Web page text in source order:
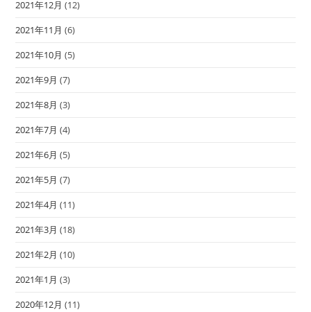
2021年12月 (12)
2021年11月 (6)
2021年10月 (5)
2021年9月 (7)
2021年8月 (3)
2021年7月 (4)
2021年6月 (5)
2021年5月 (7)
2021年4月 (11)
2021年3月 (18)
2021年2月 (10)
2021年1月 (3)
2020年12月 (11)